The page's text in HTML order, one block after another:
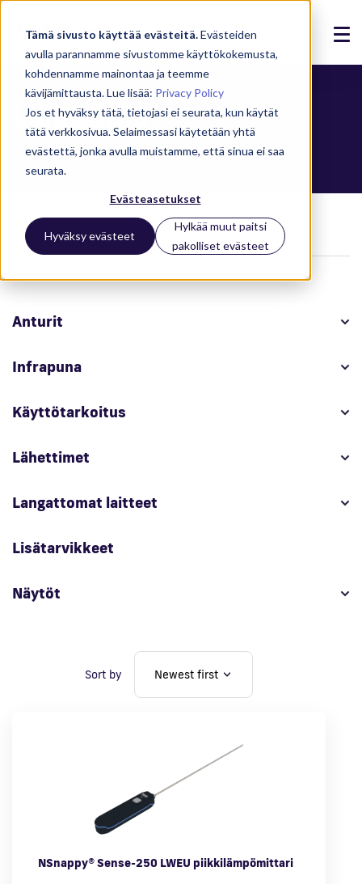
Tämä sivusto käyttää evästeitä.Evästeiden
avulla parannamme sivustomme käyttökokemusta,
kohdennamme mainontaa ja teemme
kävijämittausta. Lue lisää: Privacy Policy
Jos et hyväksy tätä, tietojasi ei seurata, kun käytät
tätä verkkosivua. Selaimessasi käytetään yhtä
evästettä, jonka avulla muistamme, että sinua ei saa
seurata.
Evästeasetukset
Hyväksy evästeet
Hylkää muut paitsi
pakolliset evästeet
Ratkaisut
Tuotteet
Referenssit
Ajankohtaista
Meistä
Lämpötila
Laitteet Käyttötarkoitus Lämpötila
Anturit
Infrapuna
Käyttötarkoitus
Lähettimet
Langattomat laitteet
Lisätarvikkeet
Näytöt
Sort by
NSnappy® Sense-250 LWEU piikkilämpömittari